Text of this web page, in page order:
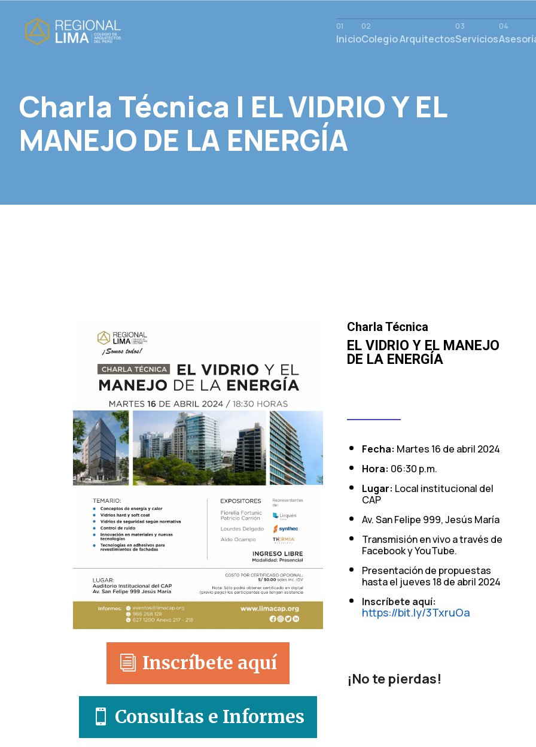
InicioColegio ArquitectosServicios
Charla Técnica | EL VIDRIO Y EL
MANEJO DE LA ENERGÍA
Inscríbete aquí
Consultas e Informes
Charla Técnica
EL VIDRIO Y EL MANEJO
DE LA ENERGÍA
Fecha: Martes 16 de abril 2024
Hora: 06:30 p.m.
Lugar: Local institucional del
CAP
Av. San Felipe 999, Jesús María
Transmisión en vivo a través de
Facebook y YouTube.
Presentación de propuestas
hasta el jueves 18 de abril 2024
Inscríbete aquí:
https://bit.ly/3TxruOa
¡No te pierdas!